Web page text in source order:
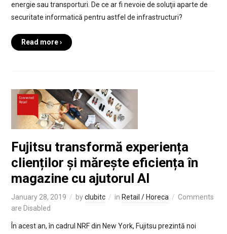
energie sau transporturi. De ce ar fi nevoie de soluţii aparte de
securitate informatică pentru astfel de infrastructuri?
Read more ›
Fujitsu transformă experiența
clienților și mărește eficiența în
magazine cu ajutorul AI
January 28, 2019 byclubitc in Retail / Horeca
Comments
are Disabled
În acest an, în cadrul NRF din New York, Fujitsu prezintă noi